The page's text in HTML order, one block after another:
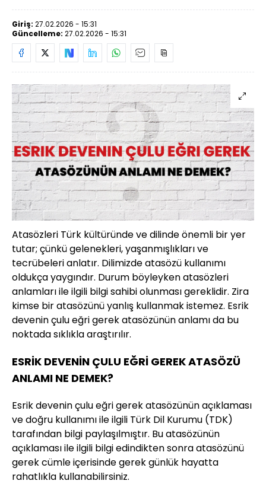
Giriş: 27.02.2026 - 15:31
Güncelleme: 27.02.2026 - 15:31
Atasözleri Türk kültüründe ve dilinde önemli bir yer
tutar; çünkü gelenekleri, yaşanmışlıkları ve
tecrübeleri anlatır. Dilimizde atasözü kullanımı
oldukça yaygındır. Durum böyleyken atasözleri
anlamları ile ilgili bilgi sahibi olunması gereklidir. Zira
kimse bir atasözünü yanlış kullanmak istemez. Esrik
devenin çulu eğri gerek atasözünün anlamı da bu
noktada sıklıkla araştırılır.
ESRİK DEVENİN ÇULU EĞRİ GEREK ATASÖZÜ
ANLAMI NE DEMEK?
Esrik devenin çulu eğri gerek atasözünün açıklaması
ve doğru kullanımı ile ilgili Türk Dil Kurumu (TDK)
tarafından bilgi paylaşılmıştır. Bu atasözünün
açıklaması ile ilgili bilgi edindikten sonra atasözünü
gerek cümle içerisinde gerek günlük hayatta
rahatlıkla kullanabilirsiniz.